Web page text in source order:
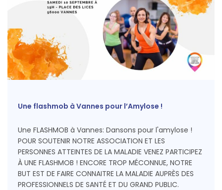
Une flashmob à Vannes pour l’Amylose !
Une FLASHMOB à Vannes: Dansons pour l'amylose !
POUR SOUTENIR NOTRE ASSOCIATION ET LES
PERSONNES ATTEINTES DE LA MALADIE VENEZ PARTICIPEZ
À UNE FLASHMOB ! ENCORE TROP MÉCONNUE, NOTRE
BUT EST DE FAIRE CONNAITRE LA MALADIE AUPRÈS DES
PROFESSIONNELS DE SANTÉ ET DU GRAND PUBLIC.